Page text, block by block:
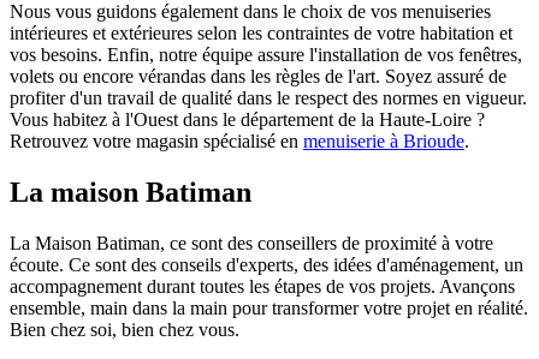
Nous vous guidons également dans le choix de vos menuiseries
intérieures et extérieures selon les contraintes de votre habitation et
vos besoins. Enfin, notre équipe assure l'installation de vos fenêtres,
volets ou encore vérandas dans les règles de l'art. Soyez assuré de
profiter d'un travail de qualité dans le respect des normes en vigueur.
Vous habitez à l'Ouest dans le département de la Haute-Loire ?
Retrouvez votre magasin spécialisé en menuiserie à Brioude.
La maison Batiman
La Maison Batiman, ce sont des conseillers de proximité à votre
écoute. Ce sont des conseils d'experts, des idées d'aménagement, un
accompagnement durant toutes les étapes de vos projets. Avançons
ensemble, main dans la main pour transformer votre projet en réalité.
Bien chez soi, bien chez vous.